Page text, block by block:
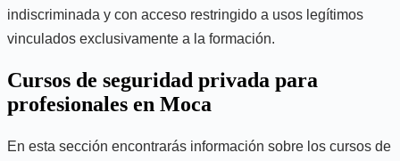
indiscriminada y con acceso restringido a usos legítimos
vinculados exclusivamente a la formación.
Cursos de seguridad privada para
profesionales en Moca
En esta sección encontrarás información sobre los cursos de